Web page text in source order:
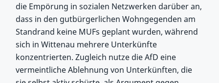
die Empörung in sozialen Netzwerken darüber an,
dass in den gutbürgerlichen Wohngegenden am
Standrand keine MUFs geplant wurden, während
sich in Wittenau mehrere Unterkünfte
konzentrierten. Zugleich nutze die AfD eine
vermeintliche Ablehnung von Unterkünften, die